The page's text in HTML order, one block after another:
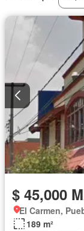
$ 45,000
El Carmen,
189 m²